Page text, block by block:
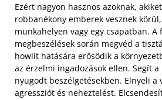
Ezért nagyon hasznos azoknak,
robbanékony emberek vesznek
munkahelyen vagy egy csapatban. A
megbeszélések során megvéd a
howlit hatására erősödik a
az érzelmi ingadozások ellen. Segít a
nyugodt beszélgetésekben. Elnyeli
agressziót és neheztelést.